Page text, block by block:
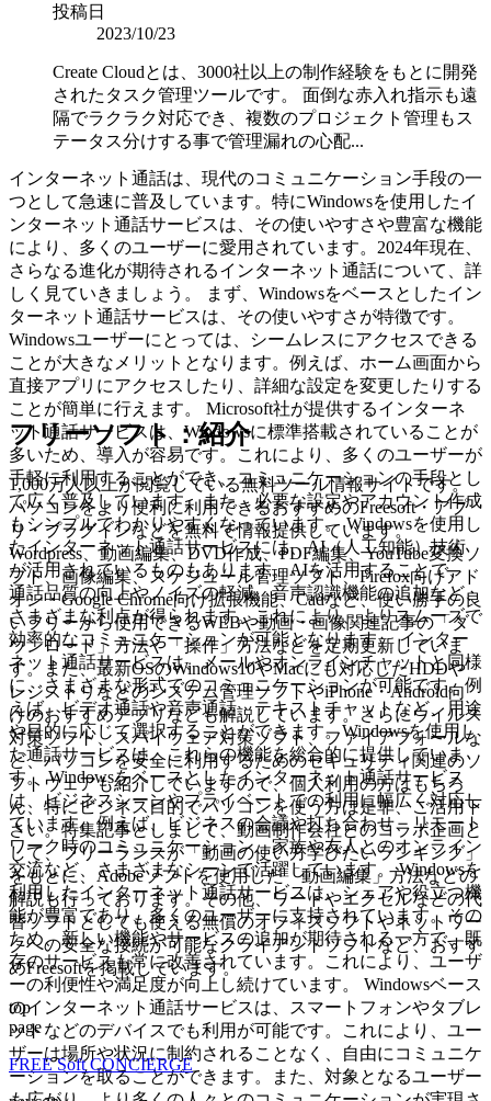
インターネット通話は、現代のコミュニケーション手段の一
つとして急速に普及しています。特にWindowsを使用したイ
ンターネット通話サービスは、その使いやすさや豊富な機能
により、多くのユーザーに愛用されています。2024年現在、
さらなる進化が期待されるインターネット通話について、詳
しく見ていきましょう。 まず、Windowsをベースとしたイン
ターネット通話サービスは、その使いやすさが特徴です。
Windowsユーザーにとっては、シームレスにアクセスできる
ことが大きなメリットとなります。例えば、ホーム画面から
直接アプリにアクセスしたり、詳細な設定を変更したりする
ことが簡単に行えます。 Microsoft社が提供するインターネ
ット通話サービスは、Windowsに標準搭載されていることが
多いため、導入が容易です。これにより、多くのユーザーが
手軽に利用することができ、コミュニケーションの手段とし
て広く普及しています。また、必要な設定やアカウント作成
もシンプルでわかりやすくなっています。 Windowsを使用し
たインターネット通話サービスには、AI（人工知能）技術
が活用されているものもあります。AIを活用することで、
通話品質の向上やノイズの軽減、音声認識機能の追加など、
さまざまな利点が得られます。これにより、よりスムーズで
効率的なコミュニケーションが可能となります。 インター
ネット通話サービスは、メールやオンラインチャットと同様
に、さまざまな形式でのコミュニケーションが可能です。例
えば、ビデオ通話や音声通話、テキストチャットなど、用途
や目的に応じて選択することができます。Windowsを使用し
た通話サービスは、これらの機能を総合的に提供していま
す。 Windowsをベースとしたインターネット通話サービス
は、ビジネスシーンやプライベートでの利用に幅広く対応し
ています。例えば、ビジネスの会議や打ち合わせ、リモート
ワーク時のコミュニケーション、家族や友人とのオンライン
交流など、さまざまなシーンで活躍しています。 Windowsを
利用したインターネット通話サービスは、シェアや役立つ機
能が豊富であり、多くのユーザーに支持されています。その
ため、新しい機能やサービスの追加が期待される一方で、既
存のサービスも常に改善されています。これにより、ユーザ
ーの利便性や満足度が向上し続けています。 Windowsベース
のインターネット通話サービスは、スマートフォンやタブレ
ットなどのデバイスでも利用が可能です。これにより、ユー
ザーは場所や状況に制約されることなく、自由にコミュニケ
ーションを取ることができます。また、対象となるユーザー
投稿日
2023/10/23
Create Cloudとは、3000社以上の制作経験をもとに開発
されたタスク管理ツールです。 面倒な赤入れ指示も遠
隔でラクラク対応でき、複数のプロジェクト管理もス
テータス分けする事で管理漏れの心配...
フリーソフト：紹介
1,000万人以上が閲覧している無料ツール情報サイトです。
パソコンをより便利に利用できるおすすめのFreesoft・アプ
リ・プラグインなどを無料で情報提供しています。
Wordpress、動画編集、DVD作成、PDF編集、YouTube変換ソ
フト、画像編集、スケジュール管理ソフト、Firefox向けアド
オン・Google Chrome向け拡張機能、Cadなど、使い勝手の良
いフリーから使用できるWEBや動画・画像関連記事の「ダ
ウンロード」方法や「操作」方法などを定期更新していま
す。また、最新OSのWindows10やMacにも対応したHDDや
レジストリなどのシステム管理ソフトやiPhone・Android向
けのおすすめアプリなども解説しています。さらにウイルス
対策ソフト、スパイウェア対策ソフト、ファイアフォールな
ど、パソコンを安全に利用するためのセキュリティ関連のソ
フトウェアも紹介していますので、個人利用の方はもちろ
ん、特にビジネス目的でパソコンを使う方は是非、ご活用下
さい。特集記事としまして、動画制作会社とのコラボ企画と
して、フリーランスが「動画の使い方学びたいランキング」
をもとに、Adobeソフトを使用した「動画編集」方法などの
解説も行っております。その他、ワードやエクセルなどの代
替ソフトとしても使える無償のオフィスソフトやネットワー
クへの安全な接続が可能なクライアントソフトなど、おすす
めFreesoftを掲載しています。
top
page
FREE Soft CONCIERGE